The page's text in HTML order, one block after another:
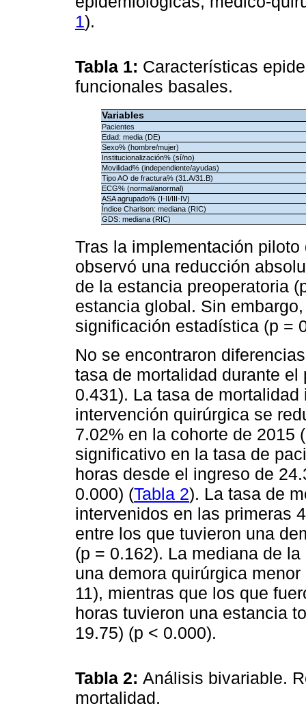
1).
Tabla 1: Características
funcionales basales.
Variables
Pacientes
Edad: media (DE)
Sexo% (hombre/mujer)
Institucionalización% (sí/no)
Movilidad% (independiente/ayudas)
Tipo AO de fractura% (31.A/31.B)
ECG% (normal/anormal)
ASA agrupado% (I-II/III-IV)
Índice Charlson: mediana (RIC)
GDS: mediana (RIC)
Tras la implementación
observó una reducción
de la estancia preoperatoria
estancia global. Sin
significación estadística (p =
No se encontraron
tasa de mortalidad durante
0.431). La tasa de
intervención quirúrgica se
7.02% en la cohorte de 2015
significativo en la tasa de
horas desde el ingreso de
0.000) (Tabla 2). La tasa de
intervenidos en las primeras
entre los que tuvieron una
(p = 0.162). La mediana de
una demora quirúrgica
11), mientras que los que
horas tuvieron una estancia
19.75) (p < 0.000).
Tabla 2: Análisis bivariable.
mortalidad.